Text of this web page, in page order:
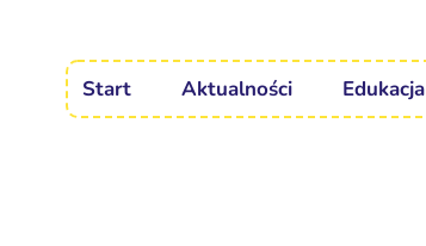
Start Aktualności Edukacja